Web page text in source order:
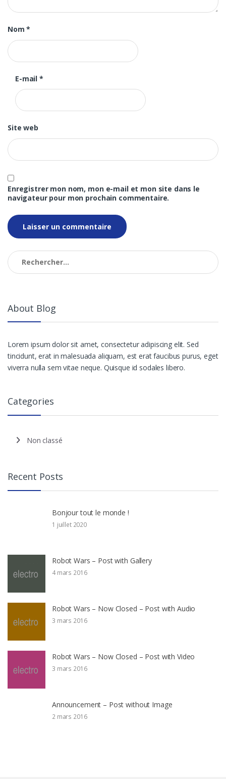
Nom*
E-mail*
Site web
Enregistrer mon nom, mon e-mail et mon site dans le
navigateur pour mon prochain commentaire.
Rechercher :
About Blog
Lorem ipsum dolor sit amet, consectetur adipiscing elit. Sed
tincidunt, erat in malesuada aliquam, est erat faucibus purus, eget
viverra nulla sem vitae neque. Quisque id sodales libero.
Categories
Non classé
Recent Posts
Bonjour tout le monde !
1 juillet 2020
Robot Wars – Post with Gallery
4 mars 2016
Robot Wars – Now Closed – Post with Audio
3 mars 2016
Robot Wars – Now Closed – Post with Video
3 mars 2016
Announcement – Post without Image
2 mars 2016